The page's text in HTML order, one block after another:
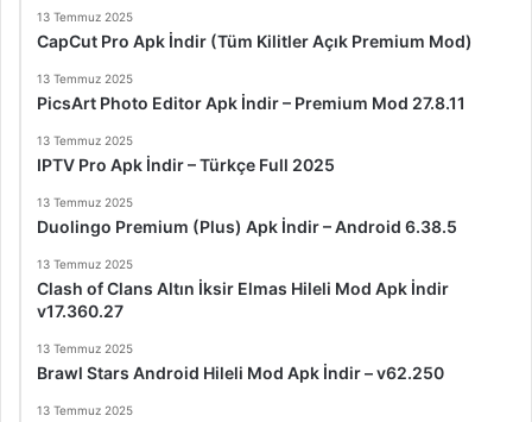
13 Temmuz 2025
CapCut Pro Apk İndir (Tüm Kilitler Açık Premium Mod)
13 Temmuz 2025
PicsArt Photo Editor Apk İndir – Premium Mod 27.8.11
13 Temmuz 2025
IPTV Pro Apk İndir – Türkçe Full 2025
13 Temmuz 2025
Duolingo Premium (Plus) Apk İndir – Android 6.38.5
13 Temmuz 2025
Clash of Clans Altın İksir Elmas Hileli Mod Apk İndir
v17.360.27
13 Temmuz 2025
Brawl Stars Android Hileli Mod Apk İndir – v62.250
13 Temmuz 2025